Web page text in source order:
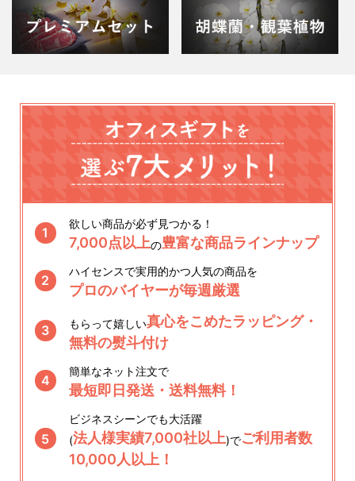
1
欲しい商品が必ず見つかる！
7,000点以上の豊富な商品ラインナップ
2
ハイセンスで実用的かつ人気の商品を
プロのバイヤーが毎週厳選
3 もらって嬉しい真心をこめたラッピング・
無料の熨斗付け
4
簡単なネット注文で
最短即日発送・送料無料！
5
ビジネスシーンでも大活躍
(法人様実績7,000社以上)でご利用者数
10,000人以上！